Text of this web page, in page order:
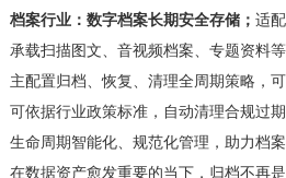
档案行业：数字档案长期安全存储； 适
承载扫描图文、音视频档案、专题资料
主配置归档、恢复、清理全周期策略，
可依据行业政策标准，自动清理合规过
生命周期智能化、规范化管理，助力档案
在数据资产愈发重要的当下，归档不再